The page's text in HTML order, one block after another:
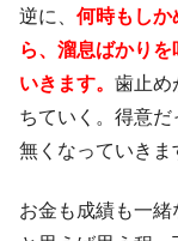
逆に、 何時もしか
ら、溜息ばかり
いきます。 歯止め
ちていく。得意
無くなっていきま
お金も成績も一